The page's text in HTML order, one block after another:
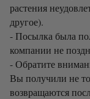
растения
другое).
- Посылка была
компании не
- Обратите
Вы получили не
возвращаются